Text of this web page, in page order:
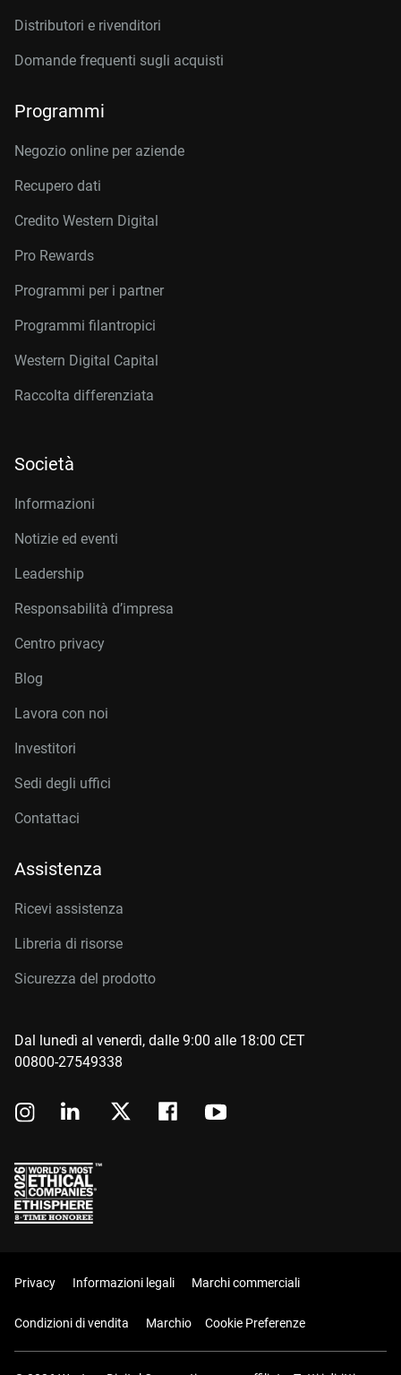
Distributori e rivenditori
Domande frequenti sugli acquisti
Programmi
Negozio online per aziende
Recupero dati
Credito Western Digital
Pro Rewards
Programmi per i partner
Programmi filantropici
Western Digital Capital
Raccolta differenziata
Società
Informazioni
Notizie ed eventi
Leadership
Responsabilità d’impresa
Centro privacy
Blog
Lavora con noi
Investitori
Sedi degli uffici
Contattaci
Assistenza
Ricevi assistenza
Libreria di risorse
Sicurezza del prodotto
Dal lunedì al venerdì, dalle 9:00 alle 18:00 CET
00800-27549338
Privacy Informazioni legali Marchi commerciali
Condizioni di vendita Marchio Cookie Preferenze